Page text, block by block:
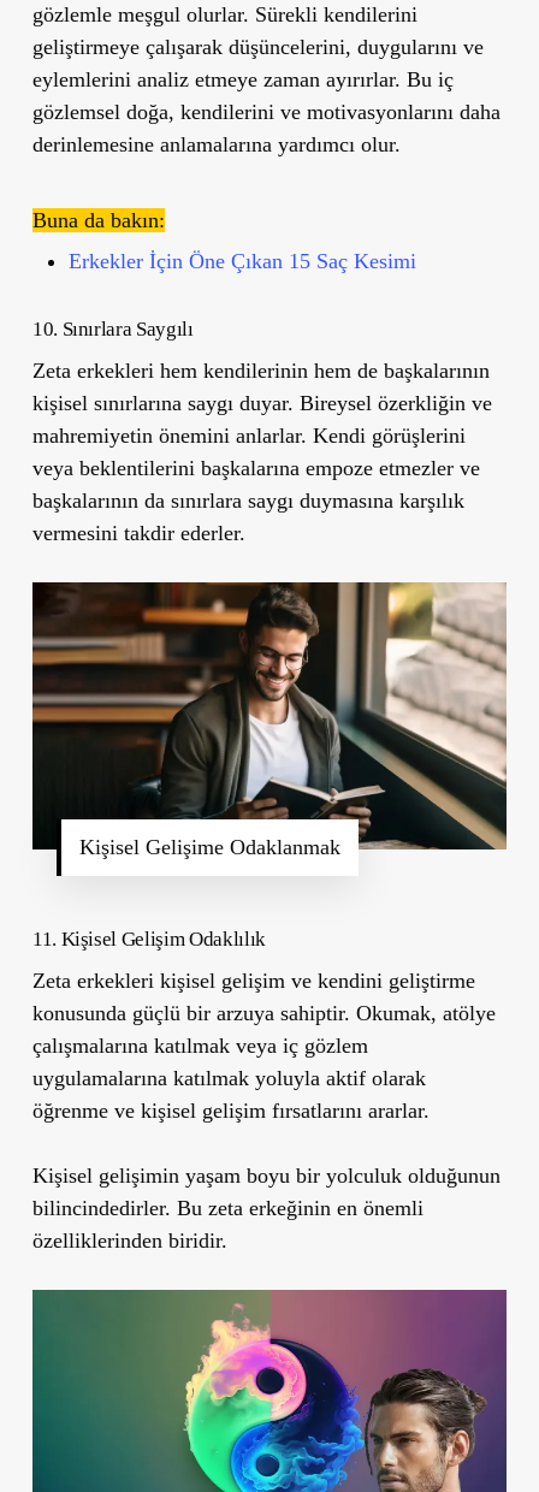
gözlemle meşgul olurlar. Sürekli kendilerini
geliştirmeye çalışarak düşüncelerini, duygularını ve
eylemlerini analiz etmeye zaman ayırırlar. Bu iç
gözlemsel doğa, kendilerini ve motivasyonlarını daha
derinlemesine anlamalarına yardımcı olur.
Buna da bakın:
Erkekler İçin Öne Çıkan 15 Saç Kesimi
10. Sınırlara Saygılı
Zeta erkekleri hem kendilerinin hem de başkalarının
kişisel sınırlarına saygı duyar. Bireysel özerkliğin ve
mahremiyetin önemini anlarlar. Kendi görüşlerini
veya beklentilerini başkalarına empoze etmezler ve
başkalarının da sınırlara saygı duymasına karşılık
vermesini takdir ederler.
Kişisel Gelişime Odaklanmak
11. Kişisel Gelişim Odaklılık
Zeta erkekleri kişisel gelişim ve kendini geliştirme
konusunda güçlü bir arzuya sahiptir. Okumak, atölye
çalışmalarına katılmak veya iç gözlem
uygulamalarına katılmak yoluyla aktif olarak
öğrenme ve kişisel gelişim fırsatlarını ararlar.
Kişisel gelişimin yaşam boyu bir yolculuk olduğunun
bilincindedirler. Bu zeta erkeğinin en önemli
özelliklerinden biridir.